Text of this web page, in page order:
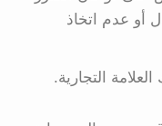
أو عدم اتخاذ
التجارية.